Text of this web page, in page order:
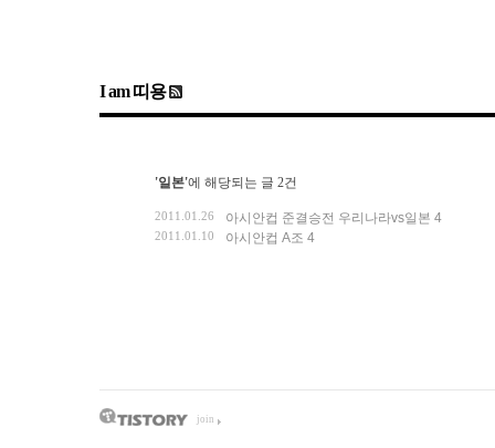
I am 띠용
'일본'에 해당되는 글 2건
2011.01.26 아시안컵 준결승전 우리나라vs일본 4
2011.01.10 아시안컵 A조 4
join